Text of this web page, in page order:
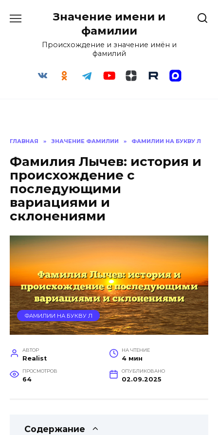
Значение имени и
фамилии
Происхождение и значение имён и
фамилий
ГЛАВНАЯ » ЗНАЧЕНИЕ ФАМИЛИИ » ФАМИЛИИ НА БУКВУ Л
Фамилия Лычев: история и
происхождение с
последующими
вариациями и
склонениями
ФАМИЛИИ НА БУКВУ Л
АВТОР
Realist
НА ЧТЕНИЕ
4 мин
ПРОСМОТРОВ
64
ОПУБЛИКОВАНО
02.09.2025
Содержание